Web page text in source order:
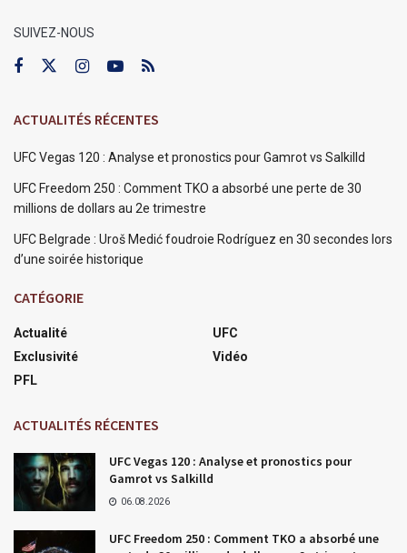
SUIVEZ-NOUS
ACTUALITÉS RÉCENTES
UFC Vegas 120 : Analyse et pronostics pour Gamrot vs Salkilld
UFC Freedom 250 : Comment TKO a absorbé une perte de 30
millions de dollars au 2e trimestre
UFC Belgrade : Uroš Medić foudroie Rodríguez en 30 secondes lors
d’une soirée historique
CATÉGORIE
Actualité
Exclusivité
PFL
UFC
Vidéo
ACTUALITÉS RÉCENTES
UFC Vegas 120 : Analyse et pronostics pour
Gamrot vs Salkilld
06.08.2026
UFC Freedom 250 : Comment TKO a absorbé une